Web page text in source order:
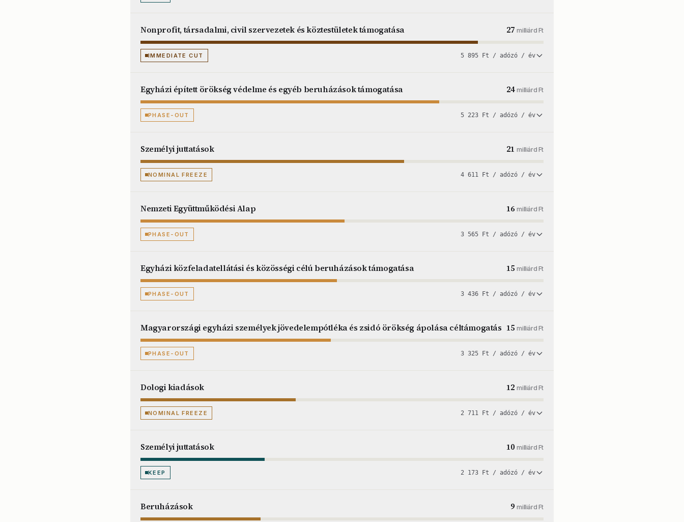
Nonprofit, társadalmi, civil szervezetek és köztestületek támogatása 27milliárd Ft
IMMEDIATE CUT 5 895 Ft / adózó / év
Egyházi épített örökség védelme és egyéb beruházások támogatása 24milliárd Ft
PHASE-OUT 5 223 Ft / adózó / év
Személyi juttatások 21milliárd Ft
NOMINAL FREEZE 4 611 Ft / adózó / év
Nemzeti Együttműködési Alap 16milliárd Ft
PHASE-OUT 3 565 Ft / adózó / év
Egyházi közfeladatellátási és közösségi célú beruházások támogatása 15milliárd Ft
PHASE-OUT 3 436 Ft / adózó / év
Magyarországi egyházi személyek jövedelempótléka és zsidó örökség ápolása céltámogatás 15milliárd Ft
PHASE-OUT 3 325 Ft / adózó / év
Dologi kiadások 12milliárd Ft
NOMINAL FREEZE 2 711 Ft / adózó / év
Személyi juttatások 10milliárd Ft
KEEP 2 173 Ft / adózó / év
Beruházások 9milliárd Ft